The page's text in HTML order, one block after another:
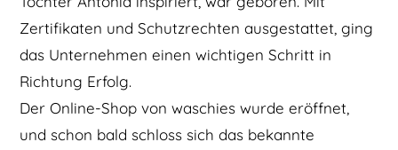
Zertifikaten und Schutzrechten ausgestattet, ging
das Unternehmen einen wichtigen Schritt in
Richtung Erfolg.
Der Online-Shop von waschies wurde eröffnet,
und schon bald schloss sich das bekannte